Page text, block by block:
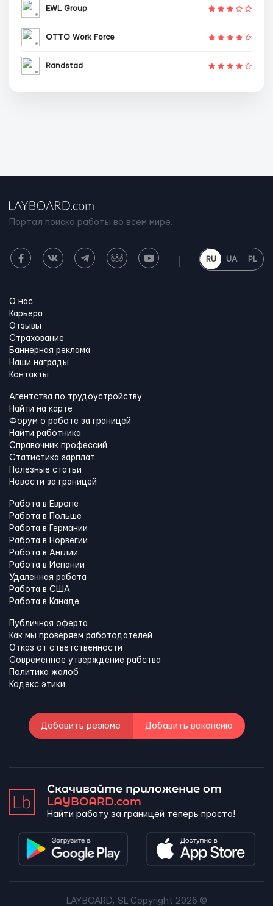
EWL Group
OTTO Work Force
Randstad
Портал поиска работы во всем мире.
RU UA PL
О нас
Карьера
Отзывы
Страхование
Баннерная реклама
Наши награды
Контакты
Агентства по трудоустройству
Найти на карте
Форум о работе за границей
Найти работника
Справочник профессий
Статистика зарплат
Полезные статьи
Новости за границей
Работа в Европе
Работа в Польше
Работа в Германии
Работа в Норвегии
Работа в Англии
Работа в Испании
Удаленная работа
Работа в США
Работа в Канадe
Публичная оферта
Как мы проверяем работодателей
Отказ от ответственности
Современное утверждение рабства
Политика жалоб
Кодекс этики
Добавить резюме Добавить вакансию
Скачивайте приложение от
LAYBOARD.com
Найти работу за границей теперь просто!
LAYBOARD, SL Copyright 2026 ©